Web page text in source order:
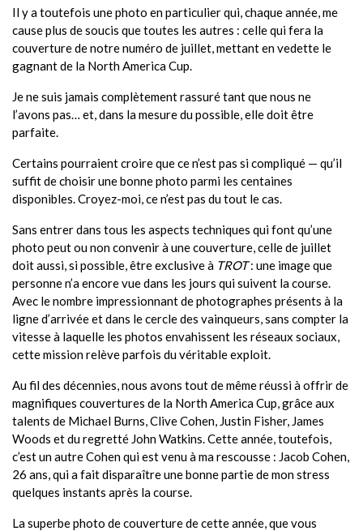
Il y a toutefois une photo en particulier qui, chaque année, me
cause plus de soucis que toutes les autres : celle qui fera la
couverture de notre numéro de juillet, mettant en vedette le
gagnant de la North America Cup.
Je ne suis jamais complètement rassuré tant que nous ne
l’avons pas… et, dans la mesure du possible, elle doit être
parfaite.
Certains pourraient croire que ce n’est pas si compliqué — qu’il
suffit de choisir une bonne photo parmi les centaines
disponibles. Croyez-moi, ce n’est pas du tout le cas.
Sans entrer dans tous les aspects techniques qui font qu’une
photo peut ou non convenir à une couverture, celle de juillet
doit aussi, si possible, être exclusive à TROT: une image que
personne n’a encore vue dans les jours qui suivent la course.
Avec le nombre impressionnant de photographes présents à la
ligne d’arrivée et dans le cercle des vainqueurs, sans compter la
vitesse à laquelle les photos envahissent les réseaux sociaux,
cette mission relève parfois du véritable exploit.
Au fil des décennies, nous avons tout de même réussi à offrir de
magnifiques couvertures de la North America Cup, grâce aux
talents de Michael Burns, Clive Cohen, Justin Fisher, James
Woods et du regretté John Watkins. Cette année, toutefois,
c’est un autre Cohen qui est venu à ma rescousse : Jacob Cohen,
26 ans, qui a fait disparaître une bonne partie de mon stress
quelques instants après la course.
La superbe photo de couverture de cette année, que vous